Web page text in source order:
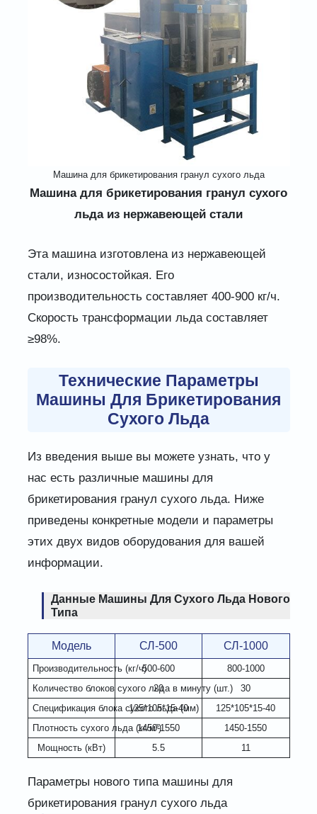
Машина для брикетирования гранул сухого льда
Машина для брикетирования гранул сухого
льда из нержавеющей стали
Эта машина изготовлена ​​из нержавеющей
стали, износостойкая. Его
производительность составляет 400-900 кг/ч.
Скорость трансформации льда составляет
≥98%.
Технические Параметры
Машины Для Брикетирования
Сухого Льда
Из введения выше вы можете узнать, что у
нас есть различные машины для
брикетирования гранул сухого льда. Ниже
приведены конкретные модели и параметры
этих двух видов оборудования для вашей
информации.
Данные Машины Для Сухого Льда Нового
Типа
Модель СЛ-500 СЛ-1000
Производительность (кг/ч)500-600
800-1000
Количество блоков сухого льда в минуту (шт.)
20
30
Спецификация блока сухого льда (мм)
125*105*15-40
125*105*15-40
Плотность сухого льда (кг/м³)
1450-1550
1450-1550
Мощность (кВт)
5.5 11
Параметры нового типа машины для
брикетирования гранул сухого льда